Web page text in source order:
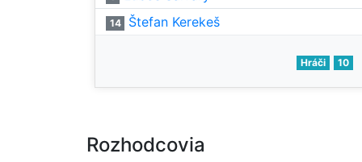
14 Štefan Kerekeš
Hráči 10
Rozhodcovia